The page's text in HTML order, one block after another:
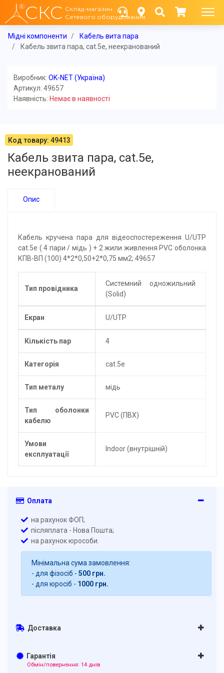
СКС Склад-магазин
Сетевого оборудования
Мідні компоненти
Кабель вита пара
Кабель звита пара, cat.5e, неекранований
Виробник: OK-NET (Україна)
Артикул: 49657
Наявність: Немає в наявності
Код товару: 49413
Кабель звита пара, cat.5e,
неекранований
Опис
Кабель кручена пара для відеоспостереження U/UTP
cat.5e ( 4 пари / мідь ) + 2 жили живлення PVC оболонка
КПВ-ВП (100) 4*2*0,50+2*0,75 мм2; 49657
Тип провідника
Системний одножильний
(Solid)
Екран U/UTP
Кількість пар 4
Категорія cat.5e
Тип металу мідь
Тип оболонки
кабелю
PVC (ПВХ)
Умови
експлуатації
Indoor (внутрішній)
Оплата
на рахунок ФОП;
післяплата - Нова Пошта;
на рахунок юрособи.
Мінімальна сума замовлення:
- для фізосіб - 500 грн.
- для юросіб - 1000 грн.
Доставка
Гарантія
Обмін/повернення: 14 днів